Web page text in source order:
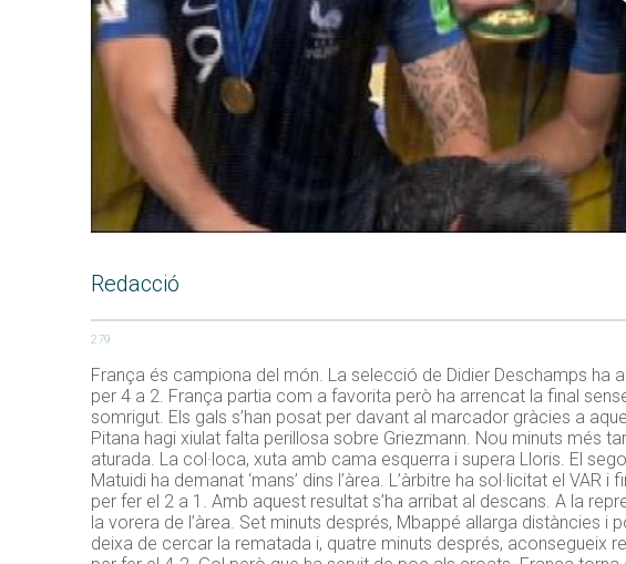
Redacció
279
França és campiona del món. La selecció de Didier Deschamps
per 4 a 2. França partia com a favorita però ha arrencat la final
somrigut. Els gals s’han posat per davant al marcador gràcies a
Pitana hagi xiulat falta perillosa sobre Griezmann. Nou minuts més
aturada. La col·loca, xuta amb cama esquerra i supera Lloris. El
Matuidi ha demanat ‘mans’ dins l’àrea. L’àrbitre ha sol·licitat el
per fer el 2 a 1. Amb aquest resultat s’ha arribat al descans. A la
la vorera de l’àrea. Set minuts després, Mbappé allarga distàncies
deixa de cercar la rematada i, quatre minuts després, aconsegueix